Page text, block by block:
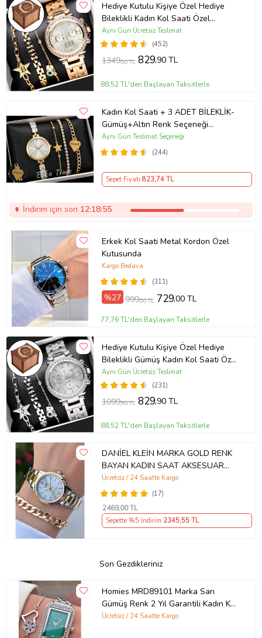
Hediye Kutulu Kişiye Özel Hediye
Bileklikli Kadın Kol Saati Özel
Kutusunda (Gold)
(452)
Aynı Gün Ücretsiz Teslimat
1349,00 TL 829,90 TL
88,52 TL'den Başlayan Taksitlerle
Kadın Kol Saati + 3 ADET BİLEKLİK-
Gümüş+Altın Renk Seçeneği
ayarlanabilir kordon Kadın Kol Saati
BİLEKLİK HEDİYE Altın Renk - Kız
(244)
Aynı Gün Teslimat Seçeneği
Sepet Fiyatı 823,74 TL
İndirim için son 12:18:55
Erkek Kol Saati Metal Kordon Özel
Kutusunda
(311)
Kargo Bedava
%27 999,00 TL 729,00 TL
77,76 TL'den Başlayan Taksitlerle
Hediye Kutulu Kişiye Özel Hediye
Bileklikli Gümüş Kadın Kol Saati Özel
Kutusunda (Gümüş)
(231)
Aynı Gün Ücretsiz Teslimat
1099,90 TL 829,90 TL
88,52 TL'den Başlayan Taksitlerle
DANİEL KLEİN MARKA GOLD RENK
BAYAN KADIN SAAT AKSESUAR
BİLEKLİK HEDİYELİ
(17)
Ücretsiz / 24 Saatte Kargo
2469,00 TL
Sepette %5 İndirim 2345,55 TL
Son Gezdikleriniz
Homies MRD89101 Marka Sarı
Gümüş Renk 2 Yıl Garantili Kadın Kol
Saati Bileklik Hediyeli
Ücretsiz / 24 Saatte Kargo